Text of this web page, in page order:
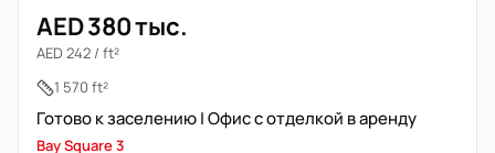
AED 380 тыс.
AED 242 / ft²
1 570 ft²
Готово к заселению | Офис с отделкой в аренду
Bay Square 3